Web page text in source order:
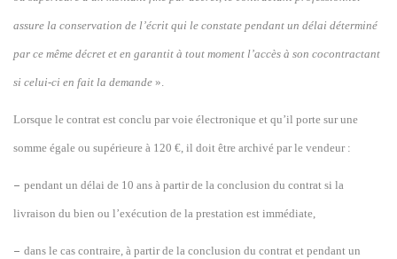
assure la conservation de l’écrit qui le constate pendant un délai déterminé
par ce même décret et en garantit à tout moment l’accès à son cocontractant
si celui-ci en fait la demande ».
Lorsque le contrat est conclu par voie électronique et qu’il porte sur une
somme égale ou supérieure à 120 €, il doit être archivé par le vendeur :
– pendant un délai de 10 ans à partir de la conclusion du contrat si la
livraison du bien ou l’exécution de la prestation est immédiate,
– dans le cas contraire, à partir de la conclusion du contrat et pendant un